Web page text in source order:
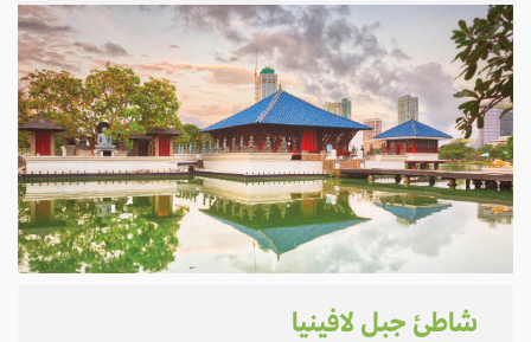
شاطئ جبل لافينيا